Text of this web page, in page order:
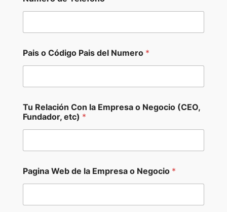
a
*
Pais o Código Pais del Numero *
Tu Relación Con la Empresa o Negocio (CEO,
Fundador, etc) *
Pagina Web de la Empresa o Negocio *